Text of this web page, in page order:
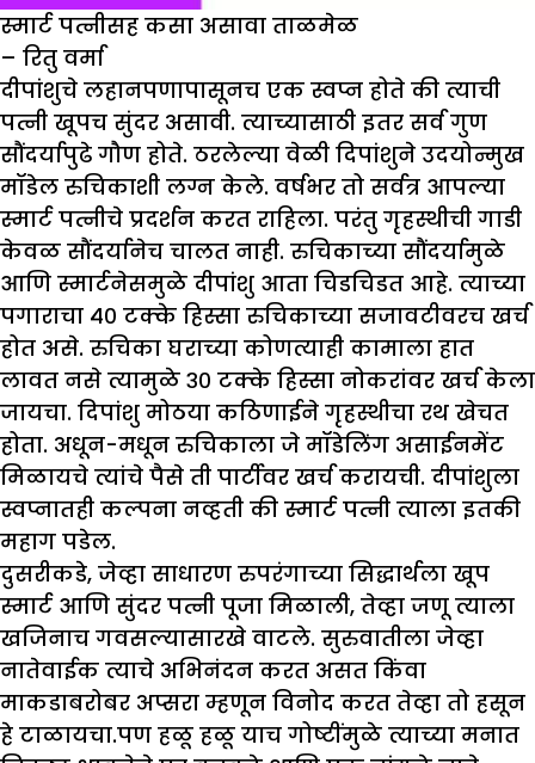
स्मार्ट पत्नीसह कसा असावा ताळमेळ
– रितु वर्मा
दीपांशुचे लहानपणापासूनच एक स्वप्न होते की त्याची
पत्नी खूपच सुंदर असावी. त्याच्यासाठी इतर सर्व गुण
सौंदर्यापुढे गौण होते. ठरलेल्या वेळी दिपांशुने उदयोन्मुख
मॉडेल रुचिकाशी लग्न केले. वर्षभर तो सर्वत्र आपल्या
स्मार्ट पत्नीचे प्रदर्शन करत राहिला. परंतु गृहस्थीची गाडी
केवळ सौंदर्यानेच चालत नाही. रुचिकाच्या सौंदर्यामुळे
आणि स्मार्टनेसमुळे दीपांशु आता चिडचिडत आहे. त्याच्या
पगाराचा ४० टक्के हिस्सा रुचिकाच्या सजावटीवरच खर्च
होत असे. रुचिका घराच्या कोणत्याही कामाला हात
लावत नसे त्यामुळे ३० टक्के हिस्सा नोकरांवर खर्च केला
जायचा. दिपांशु मोठया कठिणाईने गृहस्थीचा रथ खेचत
होता. अधून-मधून रुचिकाला जे मॉडेलिंग असाईनमेंट
मिळायचे त्यांचे पैसे ती पार्टीवर खर्च करायची. दीपांशुला
स्वप्नातही कल्पना नव्हती की स्मार्ट पत्नी त्याला इतकी
महाग पडेल.
दुसरीकडे, जेव्हा साधारण रुपरंगाच्या सिद्धार्थला खूप
स्मार्ट आणि सुंदर पत्नी पूजा मिळाली, तेव्हा जणू त्याला
खजिनाच गवसल्यासारखे वाटले. सुरुवातीला जेव्हा
नातेवाईक त्याचे अभिनंदन करत असत किंवा
माकडाबरोबर अप्सरा म्हणून विनोद करत तेव्हा तो हसून
हे टाळायचा.पण हळू हळू याच गोष्टींमुळे त्याच्या मनात